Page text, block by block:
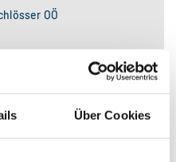
Über Cookies
OÖ
weinberg